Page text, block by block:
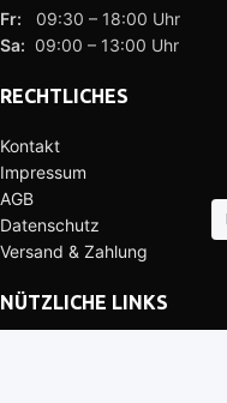
Fr: 09:30 – 18:00 Uhr
Sa: 09:00 – 13:00 Uhr
RECHTLICHES
Kontakt
Impressum
AGB
Datenschutz
Versand & Zahlung
NÜTZLICHE LINKS